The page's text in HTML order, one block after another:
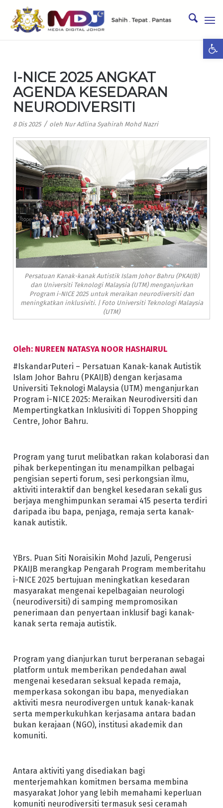
I-NICE 2025 ANGKAT
AGENDA KESEDARAN
NEURODIVERSITI
8 Dis 2025 / oleh Nur Adlina Syahirah Mohd Nazri
Persatuan Kanak-kanak Autistik Islam Johor Bahru (PKAIJB)
dan Universiti Teknologi Malaysia (UTM) menganjurkan
Program i-NICE 2025 untuk meraikan neurodiversiti dan
meningkatkan inklusiviti. | Foto Universiti Teknologi Malaysia
(UTM)
Oleh: NUREEN NATASYA NOOR HASHAIRUL
#IskandarPuteri – Persatuan Kanak-kanak Autistik
Islam Johor Bahru (PKAIJB) dengan kerjasama
Universiti Teknologi Malaysia (UTM) menganjurkan
Program i-NICE 2025: Meraikan Neurodiversiti dan
Mempertingkatkan Inklusiviti di Toppen Shopping
Centre, Johor Bahru.
Program yang turut melibatkan rakan kolaborasi dan
pihak berkepentingan itu menampilkan pelbagai
pengisian seperti forum, sesi perkongsian ilmu,
aktiviti interaktif dan bengkel kesedaran sekali gus
berjaya menghimpunkan seramai 415 peserta terdiri
daripada ibu bapa, penjaga, remaja serta kanak-
kanak autistik.
YBrs. Puan Siti Noraisikin Mohd Jazuli, Pengerusi
PKAIJB merangkap Pengarah Program memberitahu
i-NICE 2025 bertujuan meningkatkan kesedaran
masyarakat mengenai kepelbagaian neurologi
(neurodiversiti) di samping mempromosikan
penerimaan dan penyertaan inklusif bagi kanak-
kanak serta remaja autistik.
Program yang dianjurkan turut berperanan sebagai
platform untuk memberikan pendedahan awal
mengenai kesedaran seksual kepada remaja,
memperkasa sokongan ibu bapa, menyediakan
aktiviti mesra neurodivergen untuk kanak-kanak
serta memperkukuhkan kerjasama antara badan
bukan kerajaan (NGO), institusi akademik dan
komuniti.
Antara aktiviti yang disediakan bagi
menterjemahkan komitmen bersama membina
masyarakat Johor yang lebih memahami keperluan
komuniti neurodiversiti termasuk sesi ceramah